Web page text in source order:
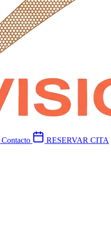
Contacto RESERVAR CITA